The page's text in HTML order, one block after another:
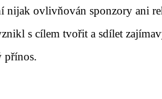
nijak ovlivňován sponzory ani
s cílem tvořit a sdílet
přínos.